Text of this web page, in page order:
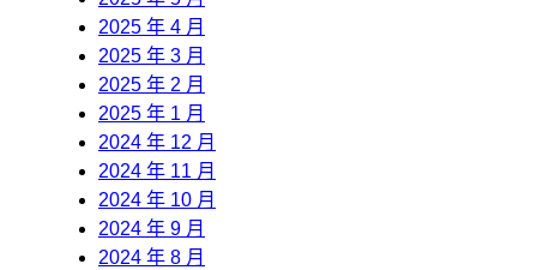
2025 年 4 月
2025 年 3 月
2025 年 2 月
2025 年 1 月
2024 年 12 月
2024 年 11 月
2024 年 10 月
2024 年 9 月
2024 年 8 月